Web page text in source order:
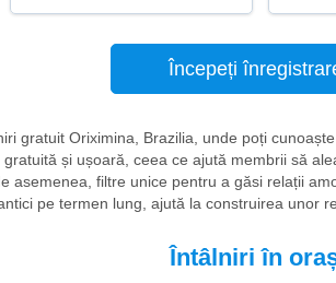
Începeți
gratuit Oriximina, Brazilia, unde poți
și ușoară, ceea ce ajută membrii să
asemenea, filtre unice pentru a găsi relații
pe termen lung, ajută la construirea unor
Întâlniri în